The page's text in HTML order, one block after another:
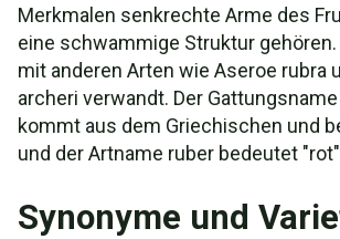
Merkmalen senkrechte Arme des
eine schwammige Struktur gehören.
mit anderen Arten wie Aseroe rubra
archeri verwandt. Der
kommt aus dem Griechischen und
und der Artname ruber bedeutet
Synonyme und